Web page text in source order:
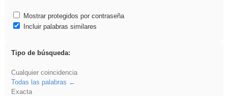
Mostrar protegidos por contraseña
Incluir palabras similares
Tipo de búsqueda:
Cualquier coincidencia
Todas las palabras
Exacta